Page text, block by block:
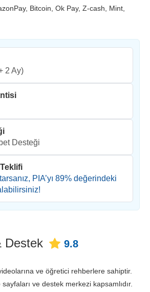
Bitcoin, Ok Pay, Z-cash, Mint,
2 Ay)
Desteği
PIA’yı 89% değerindeki
Destek 9.8
ve öğretici rehberlere sahiptir.
ve destek merkezi kapsamlıdır.